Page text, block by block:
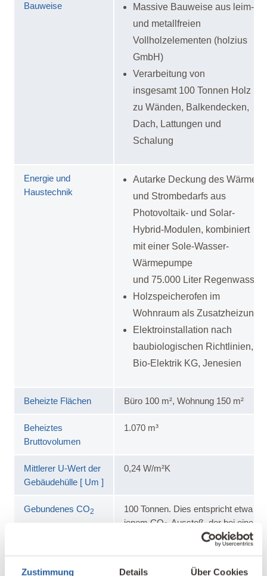
Zustimmung Details Über Cookies
Bauweise
Massive Bauweise aus leim-
und metallfreien
Vollholzelementen (holzius
GmbH)
Verarbeitung von
insgesamt 100 Tonnen Holz
zu Wänden, Balkendecken,
Dach, Lattungen und
Schalung
Energie und
Haustechnik
Autarke Deckung des Wärme-
und Strombedarfs aus
Photovoltaik- und Solar-
Hybrid-Modulen, kombiniert
mit einer Sole-Wasser-
Wärmepumpe
und 75.000 Liter Regenwasser
Holzspeicherofen im
Wohnraum als Zusatzheizung
Elektroinstallation nach
baubiologischen Richtlinien,
Bio-Elektrik KG, Jenesien
Beheizte Flächen Büro 100 m², Wohnung 150 m²
Be heiztes
Bruttovolumen
1.070 m³
Mittlerer U-Wert der
Gebäudehülle [ Um ]
0,24 W/m²K
Gebundenes CO2
100 Tonnen. Dies entspricht etwa
jenem CO2 -Ausstoß, der bei einem
Mittelklasse-PKW mit einer
Fahrleistung von rund 900.000 km